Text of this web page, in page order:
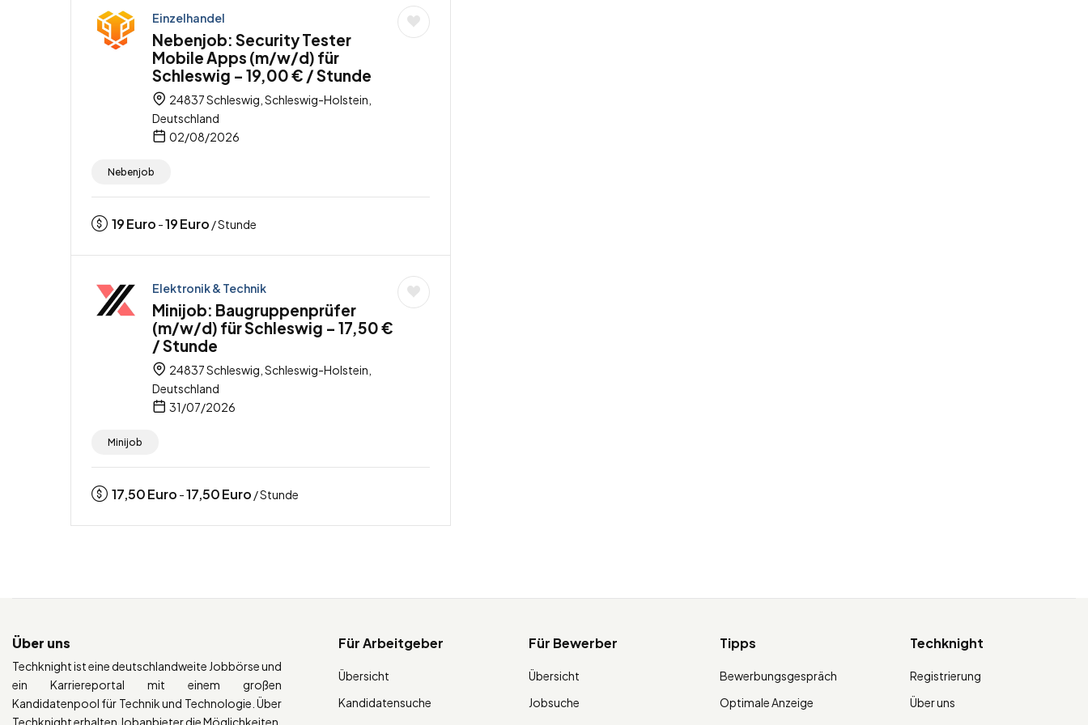
Einzelhandel
Nebenjob: Security Tester
Mobile Apps (m/w/d) für
Schleswig – 19,00 € / Stunde
24837 Schleswig, Schleswig-Holstein,
Deutschland
02/08/2026
Nebenjob
19Euro -19Euro / Stunde
Elektronik & Technik
Minijob: Baugruppenprüfer
(m/w/d) für Schleswig – 17,50 €
/ Stunde
24837 Schleswig, Schleswig-Holstein,
Deutschland
31/07/2026
Minijob
17,50Euro -17,50Euro / Stunde
Über uns
Techknight ist eine deutschlandweite Jobbörse und
ein Karriereportal mit einem großen
Kandidatenpool für Technik und Technologie. Über
Techknight erhalten Jobanbieter die Möglichkeiten,
Für Arbeitgeber
Übersicht
Kandidatensuche
Für Bewerber
Übersicht
Jobsuche
Tipps
Bewerbungsgespräch
Optimale Anzeige
Techknight
Registrierung
Über uns